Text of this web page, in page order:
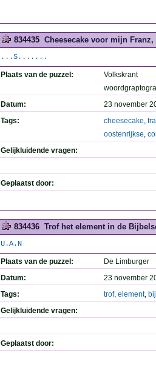
834435 Cheesecake voor mijn
...S.......
Plaats van de puzzel:
Volkskrant
Datum:
23 november
Tags:
cheesecake,
oostenrijkse,
Gelijkluidende vragen:
Geplaatst door:
834436 Trof het element in de
U.A.N
Plaats van de puzzel:
De Limburger
Datum:
23 november
Tags:
trof, element,
Gelijkluidende vragen:
Geplaatst door: